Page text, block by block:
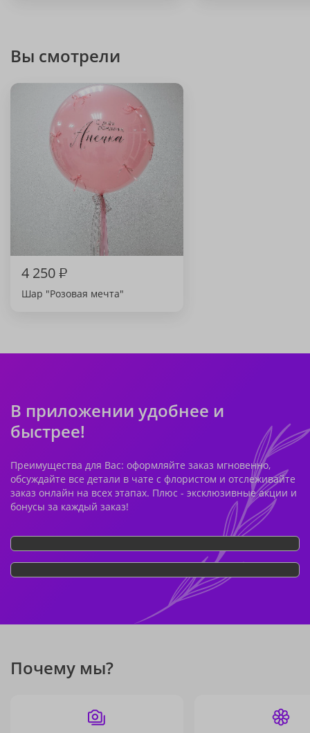
Вы смотрели
4 250₽
Шар "Розовая мечта"
В приложении удобнее и
быстрее!
Преимущества для Вас: оформляйте заказ мгновенно,
обсуждайте все детали в чате с флористом и отслеживайте
заказ онлайн на всех этапах. Плюс - эксклюзивные акции и
бонусы за каждый заказ!
Почему мы?